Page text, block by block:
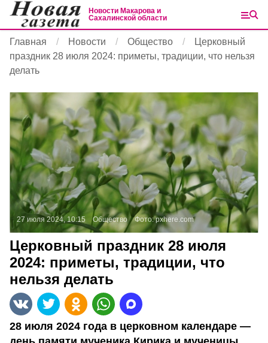
Новости Макарова и
Сахалинской области
Главная Новости Общество
Церковный
праздник 28 июля 2024: приметы, традиции, что нельзя
делать
27 июля 2024, 10:15 Общество Фото:pxhere.com
Церковный праздник 28 июля
2024: приметы, традиции, что
нельзя делать
28 июля 2024 года в церковном календаре —